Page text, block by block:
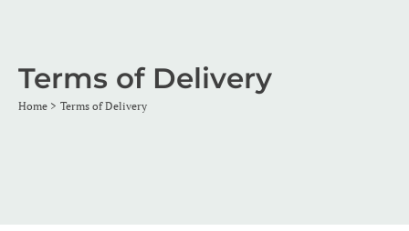
Terms of Delivery
Home Terms of Delivery